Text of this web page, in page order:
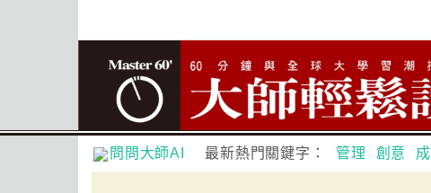
問問大師AI 最新熱門關鍵字： 管理 創意